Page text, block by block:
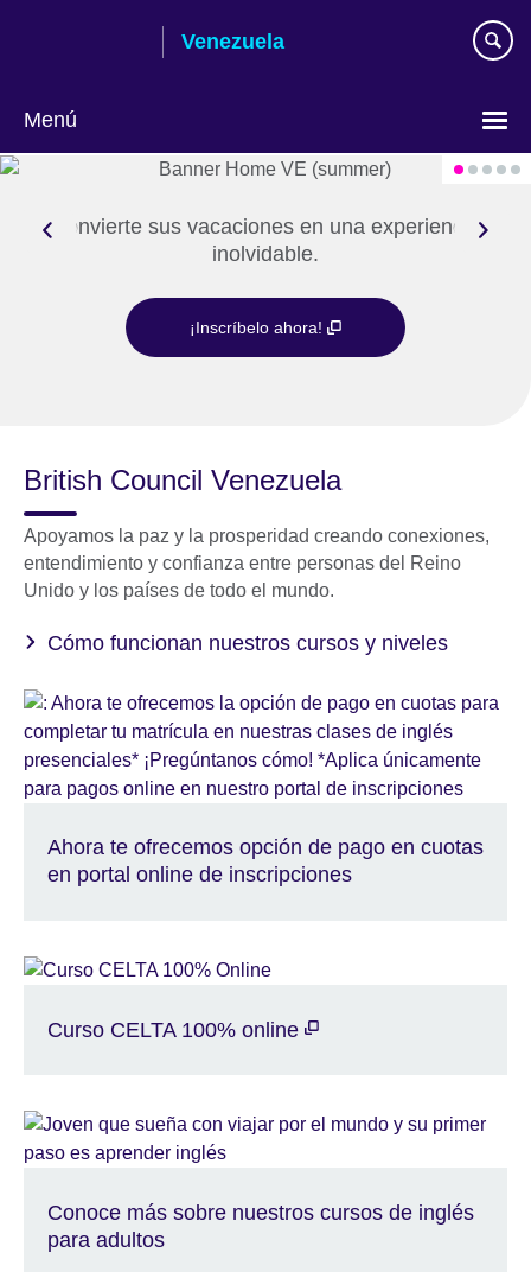
Venezuela
Menú
idioma
Convierte sus vacaciones en una experiencia
inolvidable.
¡Inscríbelo ahora!
British Council Venezuela
Apoyamos la paz y la prosperidad creando conexiones,
entendimiento y confianza entre personas del Reino
Unido y los países de todo el mundo.
Cómo funcionan nuestros cursos y niveles
Ahora te ofrecemos opción de pago en cuotas
en portal online de inscripciones
Curso CELTA 100% online
Conoce más sobre nuestros cursos de inglés
para adultos